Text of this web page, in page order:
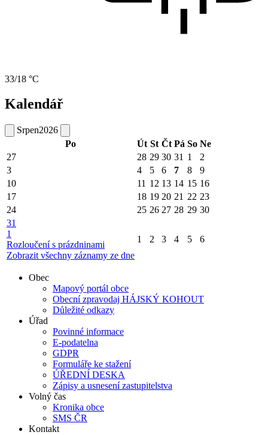
33/18 °C
Kalendář
Srpen2026
Po
Út St Čt Pá So Ne
27
28 29 30 31 1
2
3
4 5 6 7 8
9
10
11 12 13 14 15 16
17
18 19 20 21 22 23
24
25 26 27 28 29 30
31
1
Rozloučení s prázdninami
Zobrazit všechny záznamy ze dne
1 2 3 4 5 6
Obec
Mapový portál obce
Obecní zpravodaj HÁJSKÝ KOHOUT
Důležité odkazy
Úřad
Povinné informace
E-podatelna
GDPR
Formuláře ke stažení
ÚŘEDNÍ DESKA
Zápisy a usnesení zastupitelstva
Volný čas
Kronika obce
SMS ČR
Kontakt